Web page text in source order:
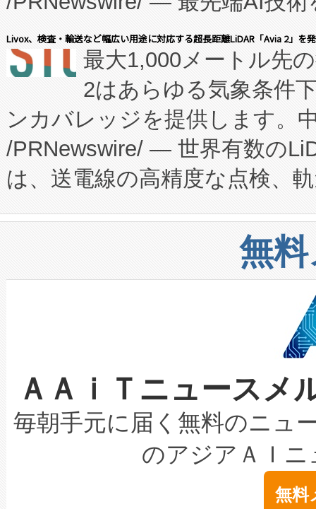
す。FCCM‑を活用した現地生
患者にとっての費用負担を大
のアクセスを大幅に拡大する
Fully-Connected Continuous
プログラムには、施設設計・
に関する技術移転および知的
構造化トレーニングカリキュ
上げおよび商用化段階におけ
設備整備および立ち上げ調整
加組織は、Enzeneのバイオ
選定された製品について、自
取得できる可能性もあります
設には、3億～4億ドルかか
最高経営責任者（CEO）であ
す。「当社のfully-connected
ームを利用すれば、6,000万
会社エーアイ・アンド：本社
President原信平）と、エンタ
ードするVoltaiqは、日本にあ
ーエネルギー貯蔵システム（
た。 Voltaiq独自のAI搭載プラ
定、統合、導入、運用に至る
安全性を追跡し、確保する事
増加しているデータセンター
る電力網に大きな負担をかけ
事業者の負担軽減という課題
系統連系を迅速にし、ピーク
限を超えて利用可能な電力容
持できるよう貢献します。こ
ービスレベル契約（SLA）違
テリー性能の劣化によるダウ
念は、現在データセンターが
Livox、検査・輸送など幅広い用途に対応する超長距離LiDAR「Avia 2」を
最大1,000メートル先
2はあらゆる気象条件
ンカバレッジを提供します。
/PRNewswire/ — 世界有数の
は、送電線の高精度な点検、
や穀物倉庫におけるバルク材
リューション「Avia 2」を発
したAvia 2は、1,000メート
狭視野のFOVを切り替えるこ
ケーブル、枝などの細かな対
なレーザースポットにより、
な環境下でも豊かなディテー
キロメートル範囲を検出
LiDAR for Inspections,
は1535 nmレーザーを搭載。
イズの小径化を実現すること
無
ＡＡｉＴニュース
毎朝手元に届く無料のニュ
のアジアＡＩ
無料